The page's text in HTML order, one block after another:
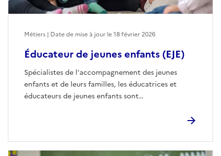
Éducateur de jeunes enfants (EJE)
Spécialistes de l'accompagnement des jeunes
enfants et de leurs familles, les éducatrices et
éducateurs de jeunes enfants sont…
Métiers | Date de mise à jour le18 février 2026